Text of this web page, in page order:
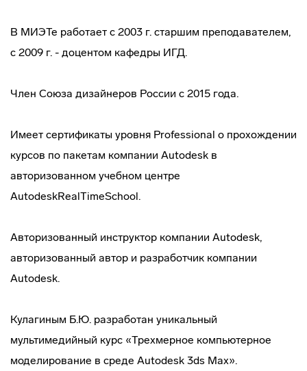
В МИЭТе работает с 2003 г. старшим преподавателем,
c 2009 г. - доцентом кафедры ИГД.
Член Союза дизайнеров России с 2015 года.
Имеет сертификаты уровня Professional о прохождении
курсов по пакетам компании Autodesk в
авторизованном учебном центре
AutodeskRealTimeSchool.
Авторизованный инструктор компании Autodesk,
авторизованный автор и разработчик компании
Autodesk.
Кулагиным Б.Ю. разработан уникальный
мультимедийный курс «Трехмерное компьютерное
моделирование в среде Autodesk 3ds Max».